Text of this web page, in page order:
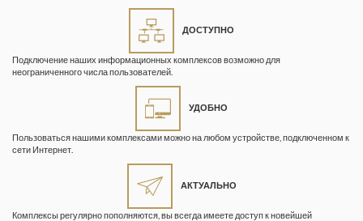
ДОСТУПНО
Подключение наших информационных комплексов возможно для
неограниченного числа пользователей.
УДОБНО
Пользоваться нашими комплексами можно на любом устройстве, подключенном к
сети Интернет.
АКТУАЛЬНО
Комплексы регулярно пополняются, вы всегда имеете доступ к новейшей
Геопрофи
Горнопромышленные ведомости
Кузбасса. Информационный